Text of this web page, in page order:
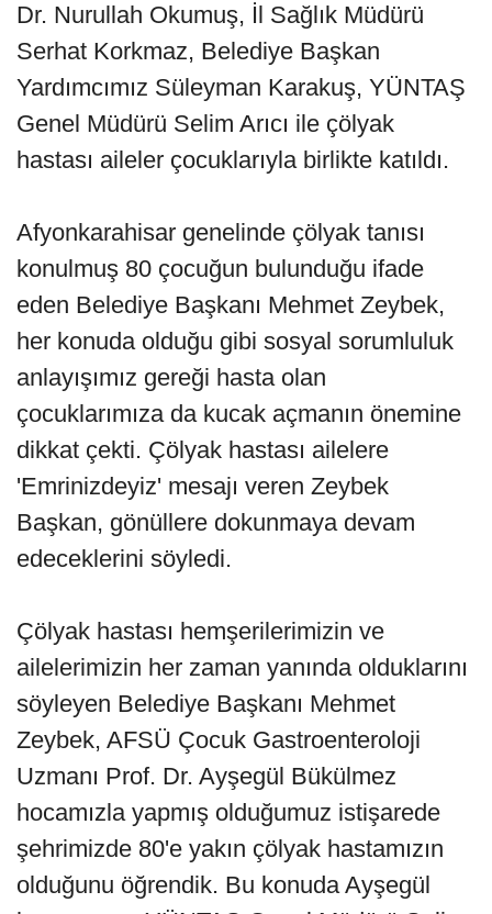
Dr. Nurullah Okumuş, İl Sağlık Müdürü
Serhat Korkmaz, Belediye Başkan
Yardımcımız Süleyman Karakuş, YÜNTAŞ
Genel Müdürü Selim Arıcı ile çölyak
hastası aileler çocuklarıyla birlikte katıldı.
Afyonkarahisar genelinde çölyak tanısı
konulmuş 80 çocuğun bulunduğu ifade
eden Belediye Başkanı Mehmet Zeybek,
her konuda olduğu gibi sosyal sorumluluk
anlayışımız gereği hasta olan
çocuklarımıza da kucak açmanın önemine
dikkat çekti. Çölyak hastası ailelere
'Emrinizdeyiz' mesajı veren Zeybek
Başkan, gönüllere dokunmaya devam
edeceklerini söyledi.
Çölyak hastası hemşerilerimizin ve
ailelerimizin her zaman yanında olduklarını
söyleyen Belediye Başkanı Mehmet
Zeybek, AFSÜ Çocuk Gastroenteroloji
Uzmanı Prof. Dr. Ayşegül Bükülmez
hocamızla yapmış olduğumuz istişarede
şehrimizde 80'e yakın çölyak hastamızın
olduğunu öğrendik. Bu konuda Ayşegül